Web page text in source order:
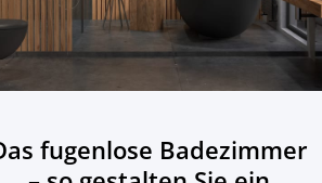
fugenlose Badezimmer